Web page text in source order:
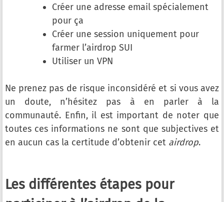
Créer une adresse email spécialement
pour ça
Créer une session uniquement pour
farmer l’airdrop SUI
Utiliser un VPN
Ne prenez pas de risque inconsidéré et si vous avez
un doute, n’hésitez pas à en parler à la
communauté. Enfin, il est important de noter que
toutes ces informations ne sont que subjectives et
en aucun cas la certitude d’obtenir cet airdrop.
Les différentes étapes pour